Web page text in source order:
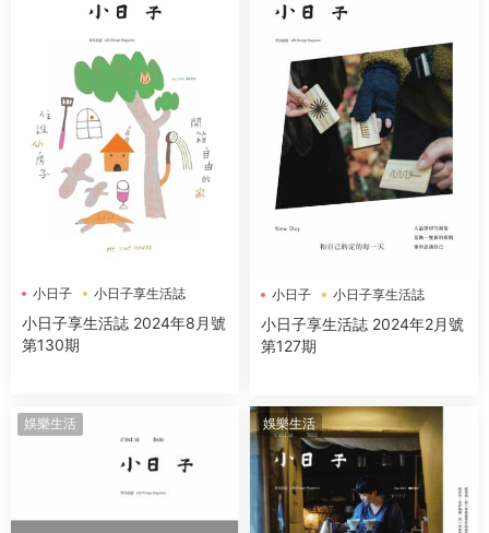
小日子 小日子享生活誌
小日子享生活誌 2024年8月號
第130期
小日子 小日子享生活誌
小日子享生活誌 2024年2月號
第127期
娛樂生活 娛樂生活